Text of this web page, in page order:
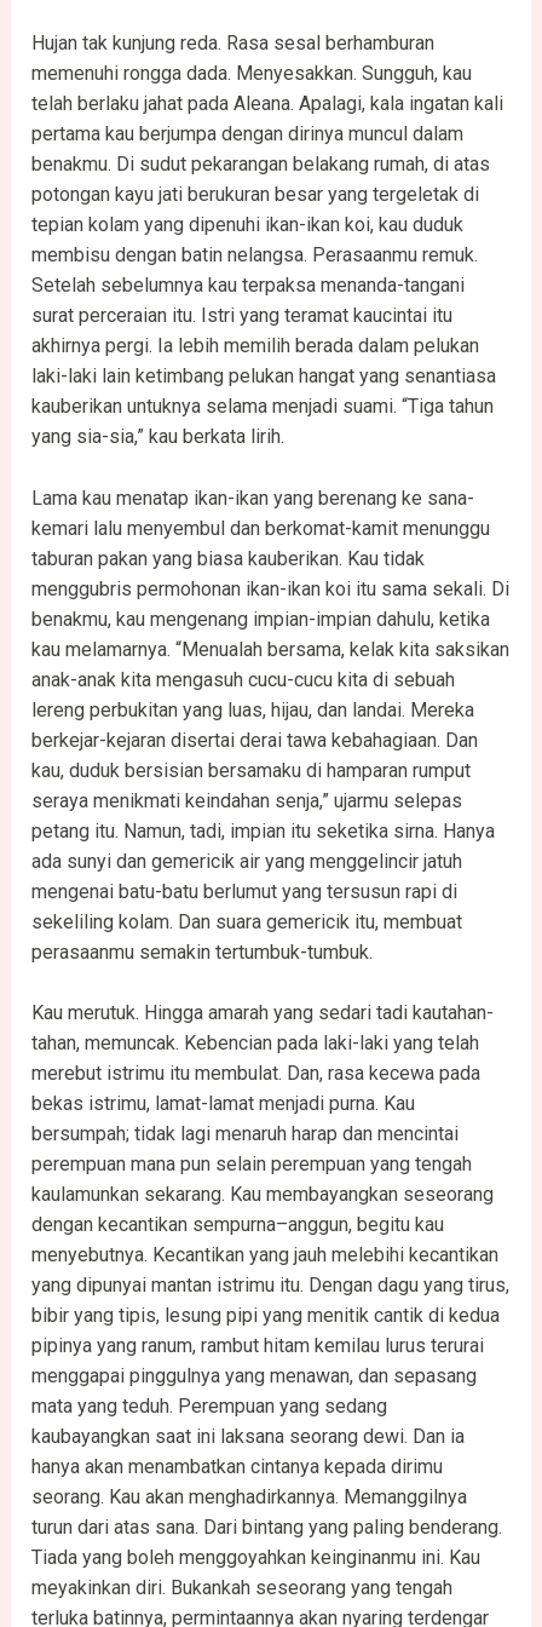
Hujan tak kunjung reda. Rasa sesal berhamburan
memenuhi rongga dada. Menyesakkan. Sungguh, kau
telah berlaku jahat pada Aleana. Apalagi, kala ingatan kali
pertama kau berjumpa dengan dirinya muncul dalam
benakmu. Di sudut pekarangan belakang rumah, di atas
potongan kayu jati berukuran besar yang tergeletak di
tepian kolam yang dipenuhi ikan-ikan koi, kau duduk
membisu dengan batin nelangsa. Perasaanmu remuk.
Setelah sebelumnya kau terpaksa menanda-tangani
surat perceraian itu. Istri yang teramat kaucintai itu
akhirnya pergi. Ia lebih memilih berada dalam pelukan
laki-laki lain ketimbang pelukan hangat yang senantiasa
kauberikan untuknya selama menjadi suami. “Tiga tahun
yang sia-sia,” kau berkata lirih.
Lama kau menatap ikan-ikan yang berenang ke sana-
kemari lalu menyembul dan berkomat-kamit menunggu
taburan pakan yang biasa kauberikan. Kau tidak
menggubris permohonan ikan-ikan koi itu sama sekali. Di
benakmu, kau mengenang impian-impian dahulu, ketika
kau melamarnya. “Menualah bersama, kelak kita saksikan
anak-anak kita mengasuh cucu-cucu kita di sebuah
lereng perbukitan yang luas, hijau, dan landai. Mereka
berkejar-kejaran disertai derai tawa kebahagiaan. Dan
kau, duduk bersisian bersamaku di hamparan rumput
seraya menikmati keindahan senja,” ujarmu selepas
petang itu. Namun, tadi, impian itu seketika sirna. Hanya
ada sunyi dan gemericik air yang menggelincir jatuh
mengenai batu-batu berlumut yang tersusun rapi di
sekeliling kolam. Dan suara gemericik itu, membuat
perasaanmu semakin tertumbuk-tumbuk.
Kau merutuk. Hingga amarah yang sedari tadi kautahan-
tahan, memuncak. Kebencian pada laki-laki yang telah
merebut istrimu itu membulat. Dan, rasa kecewa pada
bekas istrimu, lamat-lamat menjadi purna. Kau
bersumpah; tidak lagi menaruh harap dan mencintai
perempuan mana pun selain perempuan yang tengah
kaulamunkan sekarang. Kau membayangkan seseorang
dengan kecantikan sempurna–anggun, begitu kau
menyebutnya. Kecantikan yang jauh melebihi kecantikan
yang dipunyai mantan istrimu itu. Dengan dagu yang tirus,
bibir yang tipis, lesung pipi yang menitik cantik di kedua
pipinya yang ranum, rambut hitam kemilau lurus terurai
menggapai pinggulnya yang menawan, dan sepasang
mata yang teduh. Perempuan yang sedang
kaubayangkan saat ini laksana seorang dewi. Dan ia
hanya akan menambatkan cintanya kepada dirimu
seorang. Kau akan menghadirkannya. Memanggilnya
turun dari atas sana. Dari bintang yang paling benderang.
Tiada yang boleh menggoyahkan keinginanmu ini. Kau
meyakinkan diri. Bukankah seseorang yang tengah
terluka batinnya, permintaannya akan nyaring terdengar